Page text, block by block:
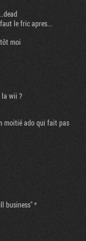
le fric apres...
moi
la wii ?
moitié ado qui fait pas
business" *